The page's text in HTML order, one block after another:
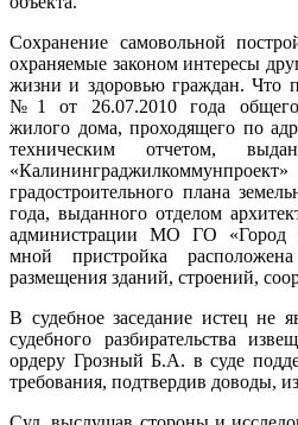
Сохранение самовольной
охраняемые законом интересы
жизни и здоровью граждан. Что
№1 от 26.07.2010 года общего
жилого дома, проходящего по
техническим отчетом,
градостроительного плана
года, выданного отделом
администрации МО ГО «Город
мной пристройка
размещения зданий, строений,
В судебное заседание истец не
судебного разбирательства
ордеру Грозный Б.А. в суде
требования, подтвердив доводы,